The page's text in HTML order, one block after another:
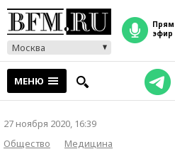
Москва
прямой
эфир
МЕНЮ
27 ноября 2020, 16:39
Общество
Медицина